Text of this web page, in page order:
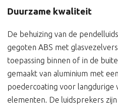
Duurzame kwaliteit
De behuizing van de
gegoten ABS met
toepassing binnen of in de
gemaakt van aluminium met
poedercoating voor langdurige
elementen. De luidsprekers